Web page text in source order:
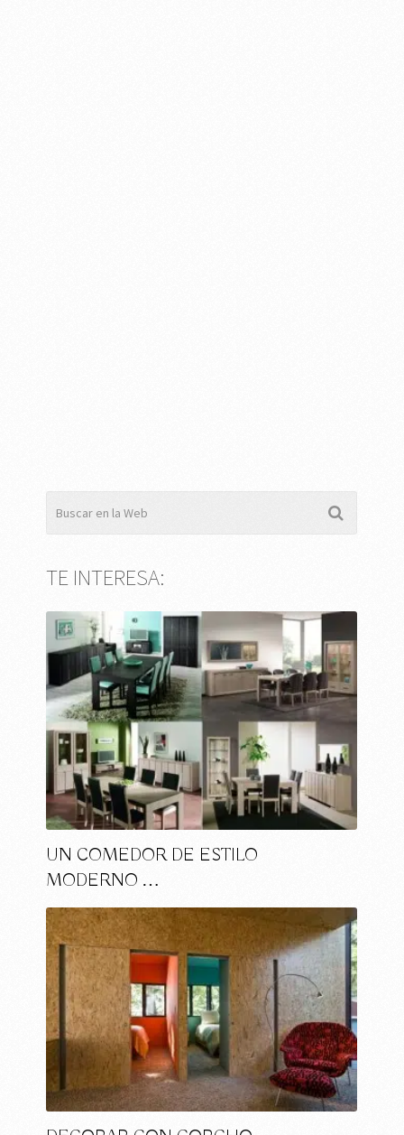
TE INTERESA:
UN COMEDOR DE ESTILO
MODERNO …